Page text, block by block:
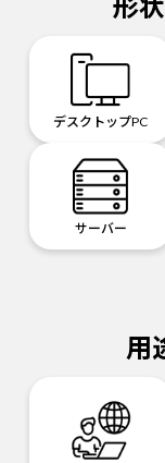
デスクトップPC
サーバー
用